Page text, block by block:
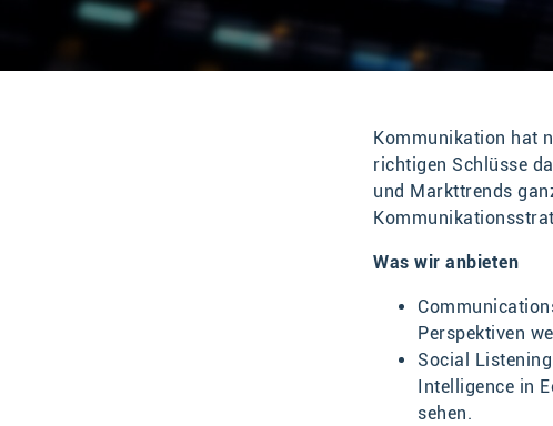
Kommunikation hat
richtigen Schlüsse
und Markttrends
Was wir anbieten
Perspektiven
Social
Intelligence in
sehen.